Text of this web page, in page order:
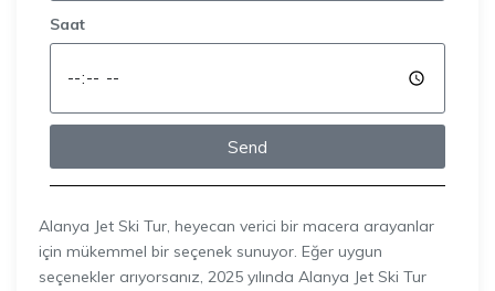
Saat
Send
Alanya Jet Ski Tur, heyecan verici bir macera arayanlar
için mükemmel bir seçenek sunuyor. Eğer uygun
seçenekler arıyorsanız, 2025 yılında Alanya Jet Ski Tur